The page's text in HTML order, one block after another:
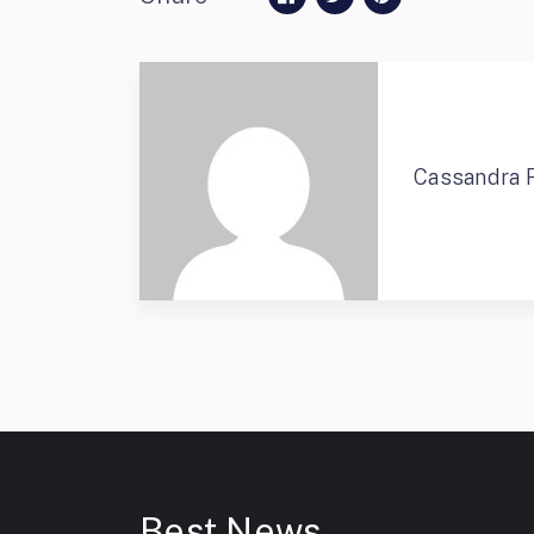
Cassandra